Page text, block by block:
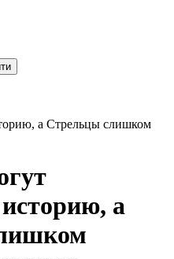
а Стрельцы слишком
а